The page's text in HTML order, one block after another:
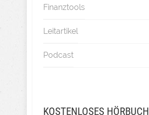
Finanztools
Leitartikel
Podcast
KOSTENLOSES HÖRBUCH